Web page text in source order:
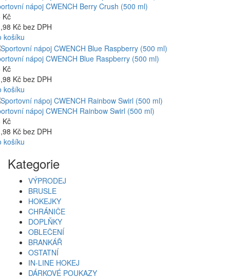
nápoj CWENCH Berry Crush (500 ml)
Kč
Kč bez DPH
košíku
nápoj CWENCH Blue Raspberry (500 ml)
Kč
Kč bez DPH
košíku
nápoj CWENCH Rainbow Swirl (500 ml)
Kč
Kč bez DPH
košíku
Kategorie
VÝPRODEJ
BRUSLE
HOKEJKY
CHRÁNIČE
DOPLŇKY
OBLEČENÍ
BRANKÁŘ
OSTATNÍ
IN-LINE HOKEJ
DÁRKOVÉ POUKAZY